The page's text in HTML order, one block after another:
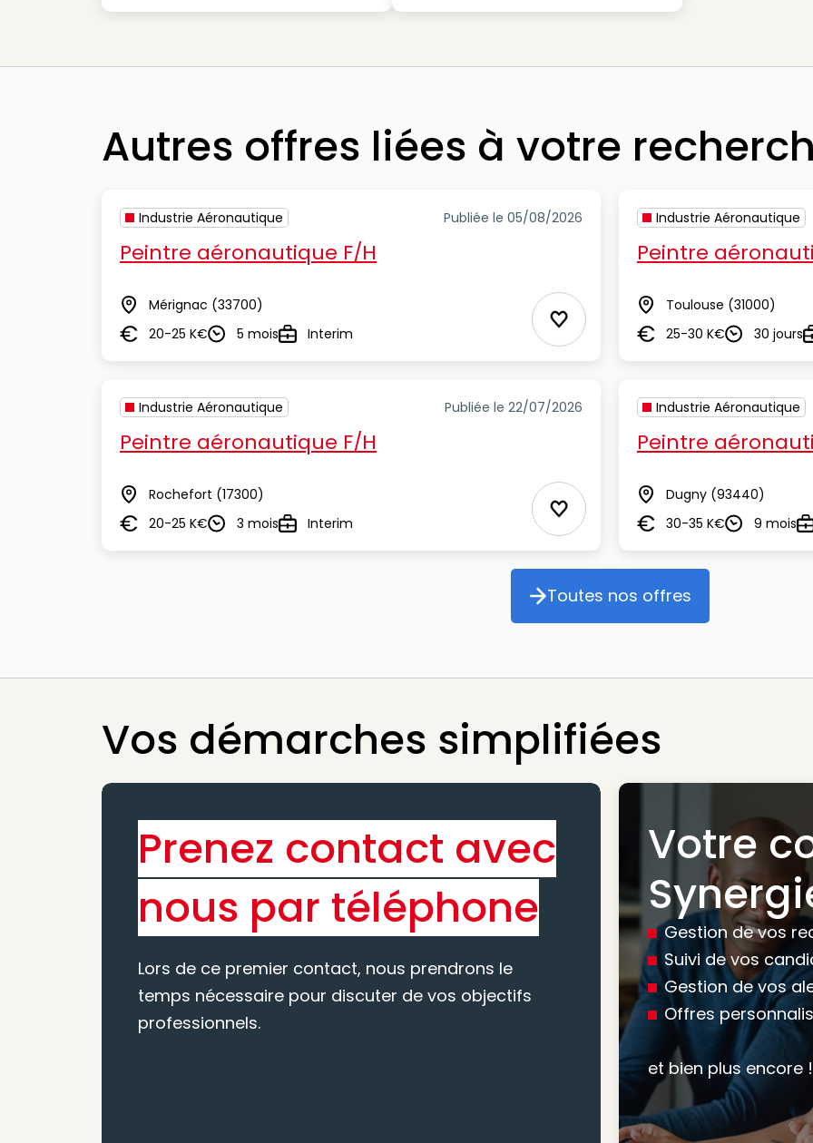
Autres offres liées à votre
Industrie Aéronautique Publiée le 05/08/2026
Peintre aéronautique F/H
Lieu Mérignac (33700)
Salaire20-25 K€Durée5 moisTypeInterim Ajouter aux Favoris
Industrie Aéronautique
Peintre
Lieu Toulouse (31000)
Salaire25-30 K€Durée30 jours
Industrie Aéronautique Publiée le 22/07/2026
Peintre aéronautique F/H
Lieu Rochefort (17300)
Salaire20-25 K€Durée3 moisTypeInterim Ajouter aux Favoris
Industrie Aéronautique
Peintre
Lieu Dugny (93440)
Salaire30-35 K€Durée9 mois
Toutes nos offres
Toutes nos offres
Vos démarches simplifiées
Prenez contact avec
nous par téléphone
Lors de ce premier contact, nous prendrons le
temps nécessaire pour discuter de vos objectifs
professionnels.
Nous vous
votre recherche,
mesure pour
atteindre vos
Votre
Gestion de vos
Suivi de vos
Gestion de vos
Offres
et bien plus encore !